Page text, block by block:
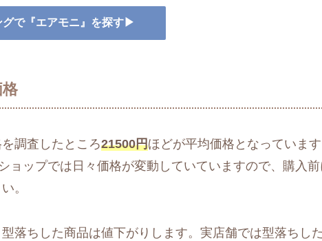
で『エアモニ』を探す▶
調査したところ21500円ほどが平均価格となっています
ョップでは日々価格が変動していていますので、購入
。
落ちした商品は値下がりします。実店舗では型落ちし